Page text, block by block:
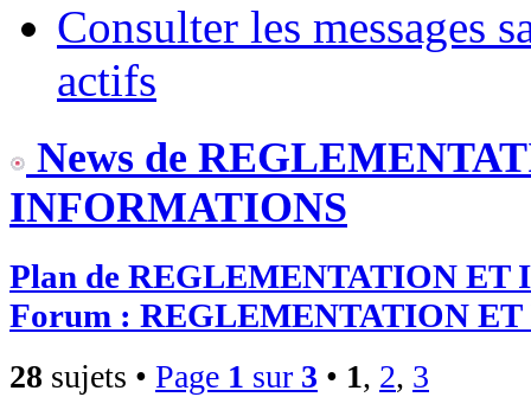
Consulter les messages
actifs
News de
INFORMATIONS
Plan de REGLEMENTATION ET
Forum : REGLEMENTATION
28 sujets • Page 1 sur 3 • 1, 2, 3